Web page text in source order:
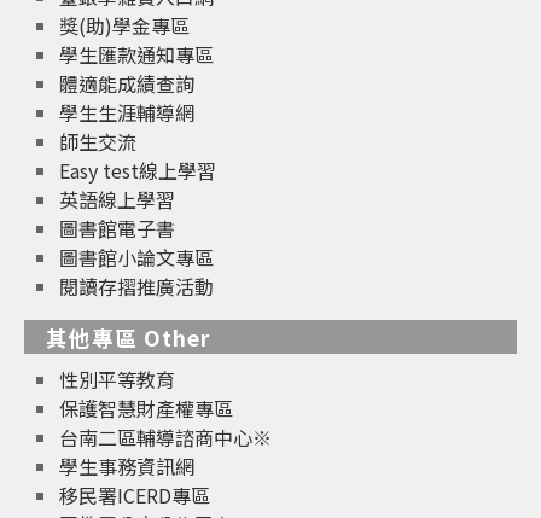
獎(助)學金專區
學生匯款通知專區
體適能成績查詢
學生生涯輔導網
師生交流
Easy test線上學習
英語線上學習
圖書館電子書
圖書館小論文專區
閱讀存摺推廣活動
其他專區 Other
性別平等教育
保護智慧財產權專區
台南二區輔導諮商中心※
學生事務資訊網
移民署ICERD專區